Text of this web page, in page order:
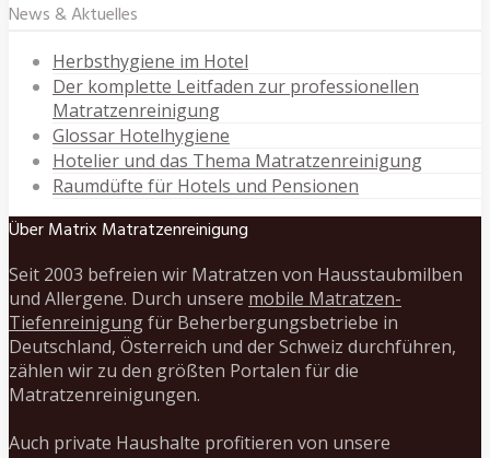
News & Aktuelles
Herbsthygiene im Hotel
Der komplette Leitfaden zur professionellen
Matratzenreinigung
Glossar Hotelhygiene
Hotelier und das Thema Matratzenreinigung
Raumdüfte für Hotels und Pensionen
Über Matrix Matratzenreinigung
Seit 2003 befreien wir Matratzen von Hausstaubmilben
und Allergene. Durch unsere mobile Matratzen-
Tiefenreinigungfür Beherbergungsbetriebe in
Deutschland, Österreich und der Schweiz durchführen,
zählen wir zu den größten Portalen für die
Matratzenreinigungen.
Auch private Haushalte profitieren von unsere